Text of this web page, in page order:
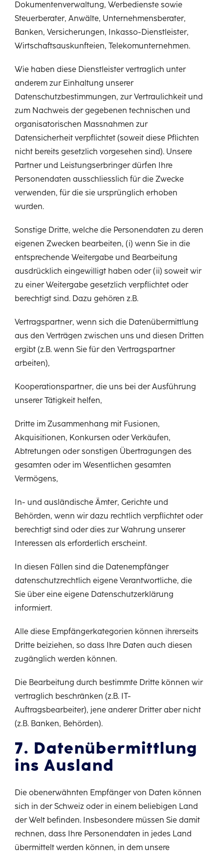
Dokumentenverwaltung, Werbedienste sowie
Steuerberater, Anwälte, Unternehmensberater,
Banken, Versicherungen, Inkasso-Dienstleister,
Wirtschaftsauskunfteien, Telekomunternehmen.
Wie haben diese Dienstleister vertraglich unter
anderem zur Einhaltung unserer
Datenschutzbestimmungen, zur Vertraulichkeit und
zum Nachweis der gegebenen technischen und
organisatorischen Massnahmen zur
Datensicherheit verpflichtet (soweit diese Pflichten
nicht bereits gesetzlich vorgesehen sind). Unsere
Partner und Leistungserbringer dürfen Ihre
Personendaten ausschliesslich für die Zwecke
verwenden, für die sie ursprünglich erhoben
wurden.
Sonstige Dritte, welche die Personendaten zu deren
eigenen Zwecken bearbeiten, (i) wenn Sie in die
entsprechende Weitergabe und Bearbeitung
ausdrücklich eingewilligt haben oder (ii) soweit wir
zu einer Weitergabe gesetzlich verpflichtet oder
berechtigt sind. Dazu gehören z.B.
Vertragspartner, wenn sich die Datenübermittlung
aus den Verträgen zwischen uns und diesen Dritten
ergibt (z.B. wenn Sie für den Vertragspartner
arbeiten),
Kooperationspartner, die uns bei der Ausführung
unserer Tätigkeit helfen,
Dritte im Zusammenhang mit Fusionen,
Akquisitionen, Konkursen oder Verkäufen,
Abtretungen oder sonstigen Übertragungen des
gesamten oder im Wesentlichen gesamten
Vermögens,
In- und ausländische Ämter, Gerichte und
Behörden, wenn wir dazu rechtlich verpflichtet oder
berechtigt sind oder dies zur Wahrung unserer
Interessen als erforderlich erscheint.
In diesen Fällen sind die Datenempfänger
datenschutzrechtlich eigene Verantwortliche, die
Sie über eine eigene Datenschutzerklärung
informiert.
Alle diese Empfängerkategorien können ihrerseits
Dritte beiziehen, so dass Ihre Daten auch diesen
zugänglich werden können.
Die Bearbeitung durch bestimmte Dritte können wir
vertraglich beschränken (z.B. IT-
Auftragsbearbeiter), jene anderer Dritter aber nicht
(z.B. Banken, Behörden).
7. Datenübermittlung
ins Ausland
Die obenerwähnten Empfänger von Daten können
sich in der Schweiz oder in einem beliebigen Land
der Welt befinden. Insbesondere müssen Sie damit
rechnen, dass Ihre Personendaten in jedes Land
übermittelt werden können, in dem unsere